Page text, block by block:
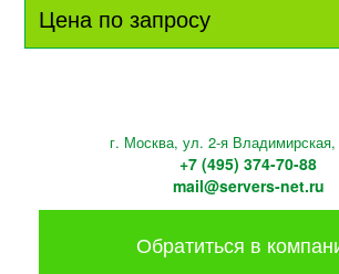
Цена по запросу
г. Москва, ул. 2-я Владимирская,
+7 (495) 374-70-88
mail@servers-net.ru
Обратиться в